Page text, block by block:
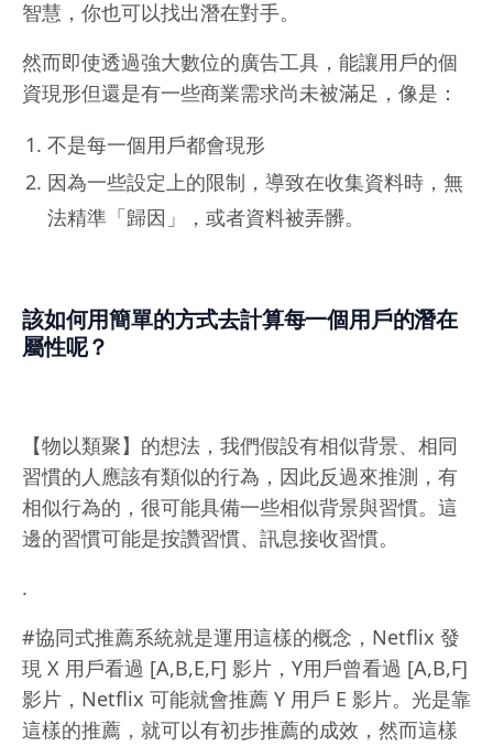
智慧，你也可以找出潛在對手。
然而即使透過強大數位的廣告工具，能讓用戶的個
資現形但還是有一些商業需求尚未被滿足，像是：
不是每一個用戶都會現形
因為一些設定上的限制，導致在收集資料時，無
法精準「歸因」，或者資料被弄髒。
該如何用簡單的方式去計算每一個用戶的潛在
屬性呢？
【物以類聚】的想法，我們假設有相似背景、相同
習慣的人應該有類似的行為，因此反過來推測，有
相似行為的，很可能具備一些相似背景與習慣。這
邊的習慣可能是按讚習慣、訊息接收習慣。
.
#協同式推薦系統就是運用這樣的概念，Netflix 發
現 X 用戶看過 [A,B,E,F] 影片，Y用戶曾看過 [A,B,F]
影片，Netflix 可能就會推薦 Y 用戶 E 影片。光是靠
這樣的推薦，就可以有初步推薦的成效，然而這樣